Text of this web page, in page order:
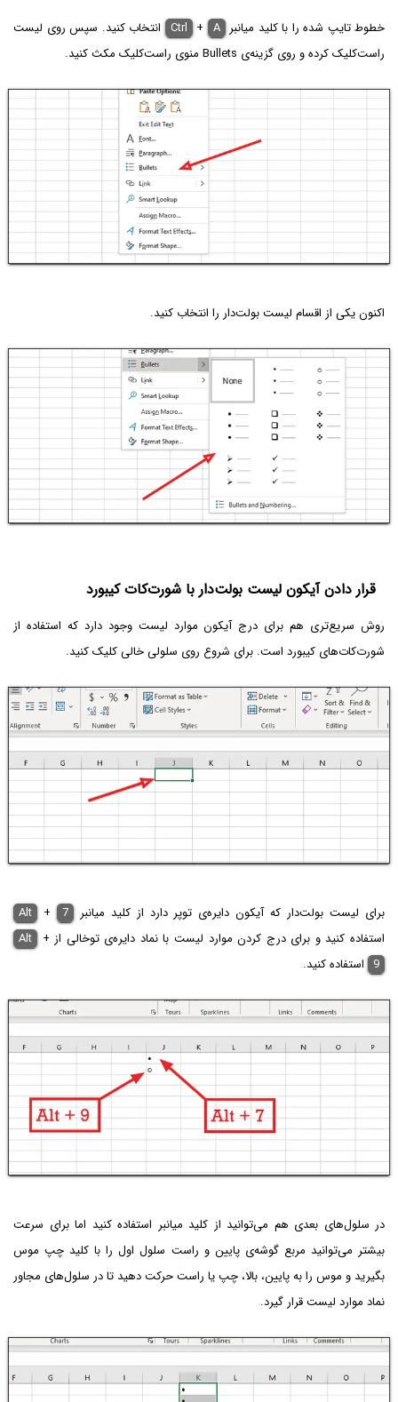
خطوط تایپ شده را با کلید میانبر Ctrl + A
انتخاب کنید. سپس روی لیست
راست‌کلیک کرده و روی گزینه‌ی Bullets منوی راست‌کلیک مکث کنید.
اکنون یکی از اقسام لیست بولت‌دار را انتخاب کنید.
قرار دادن آیکون لیست بولت‌دار با شورت‌کات کیبورد
روش سریع‌تری هم برای درج آیکون موارد لیست وجود دارد که استفاده از
شورت‌کات‌های کیبورد است. برای شروع روی سلولی خالی کلیک کنید.
برای لیست بولت‌دار که آیکون دایره‌ی توپر دارد از کلید میانبر Alt + 7
استفاده کنید و برای درج کردن موارد لیست با نماد دایره‌ی توخالی از
Alt +
9 استفاده کنید.
در سلول‌های بعدی هم می‌توانید از کلید میانبر استفاده کنید اما برای سرعت
بیشتر می‌توانید مربع گوشه‌ی پایین و راست سلول اول را با کلید چپ موس
بگیرید و موس را به پایین، بالا، چپ یا راست حرکت دهید تا در سلول‌های مجاور
نماد موارد لیست قرار گیرد.